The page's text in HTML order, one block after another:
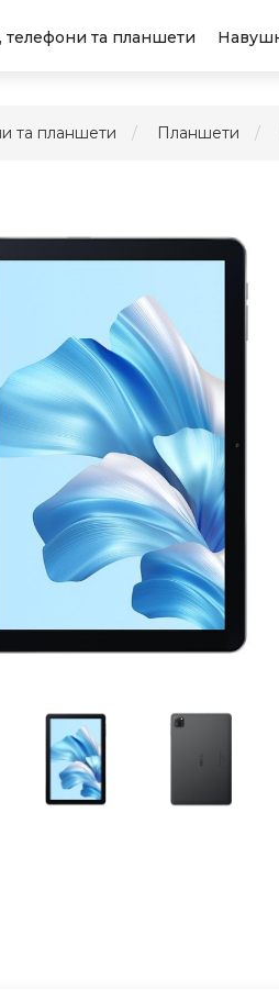
та планшети
та планшети Планшети